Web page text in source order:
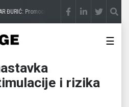
ĐURIĆ: Promocija potencijal pretvara u destinaciju
☰
i rizika